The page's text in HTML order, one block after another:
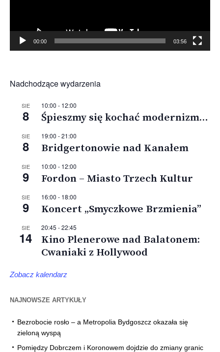
00:00 03:56
Nadchodzące wydarzenia
SIE
8
10:00 - 12:00
Śpieszmy się kochać modernizm…
SIE
8
19:00 -21:00
Bridgertonowie nad Kanałem
SIE
9
10:00 - 12:00
Fordon – Miasto Trzech Kultur
SIE
9
16:00 - 18:00
Koncert „Smyczkowe Brzmienia”
SIE
14
20:45 -22:45
Kino Plenerowe nad Balatonem:
Cwaniaki z Hollywood
Zobacz kalendarz
NAJNOWSZE ARTYKUŁY
Bezrobocie rosło – a Metropolia Bydgoszcz okazała się
zieloną wyspą
Pomiędzy Dobrczem i Koronowem dojdzie do zmiany granic